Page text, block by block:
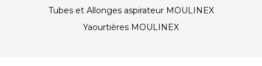
Tubes et Allonges aspirateur MOULINEX
Yaourtières MOULINEX